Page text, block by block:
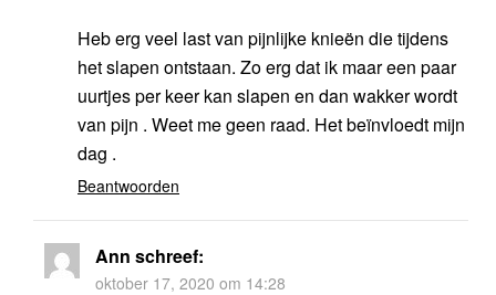
Heb erg veel last van pijnlijke knieën die tijdens
het slapen ontstaan. Zo erg dat ik maar een paar
uurtjes per keer kan slapen en dan wakker wordt
van pijn . Weet me geen raad. Het beïnvloedt mijn
dag .
Beantwoorden
Ann schreef:
oktober 17, 2020 om 14:28